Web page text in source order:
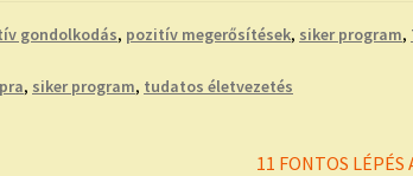
gondolkodás, pozitív megerősítések, siker program,
, siker program, tudatos életvezetés
Next
11 FONTOS LÉPÉS